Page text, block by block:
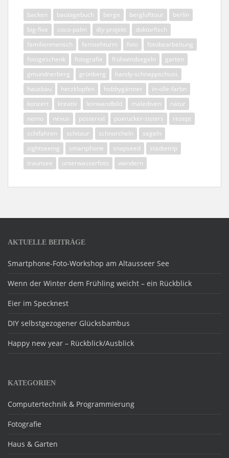
backen bautagebuch berge berglufttour
berlin
big-five
coco-palm diy-projekt
doktorfisch
familienmensch
fernsehturm foto
fotobearbeitung
fotogeschenk
fotografie frühwindsegeln
garten
gmundnerberg
grünberg
handy-schnappschuss
hausbau
herzklopfen hobbygärtner
in-olle-farbn
konzert
kreativ leinwandbild malediven
natur
nemo
nexus posterxxl poxrucker-sisters
rezept
schifahren
schitour schnorcheln
segeln
sightseeing
smartphone snapseed
städtetrip
traunsee
unterwasserfoto wandern
AKTUELLE BEITRÄGE
Smartphone-Foto-Workshop am Altausseer See
Wenn der Winter dem Frühling weicht – ein Rückblick
Eier im Specknest
DIY selbstgezogener Glücksbambus
Happy new year – Rückblick/Ausblick
KATEGORIEN
Computertechnik & Programmierung
Fotografie
Haus & Garten